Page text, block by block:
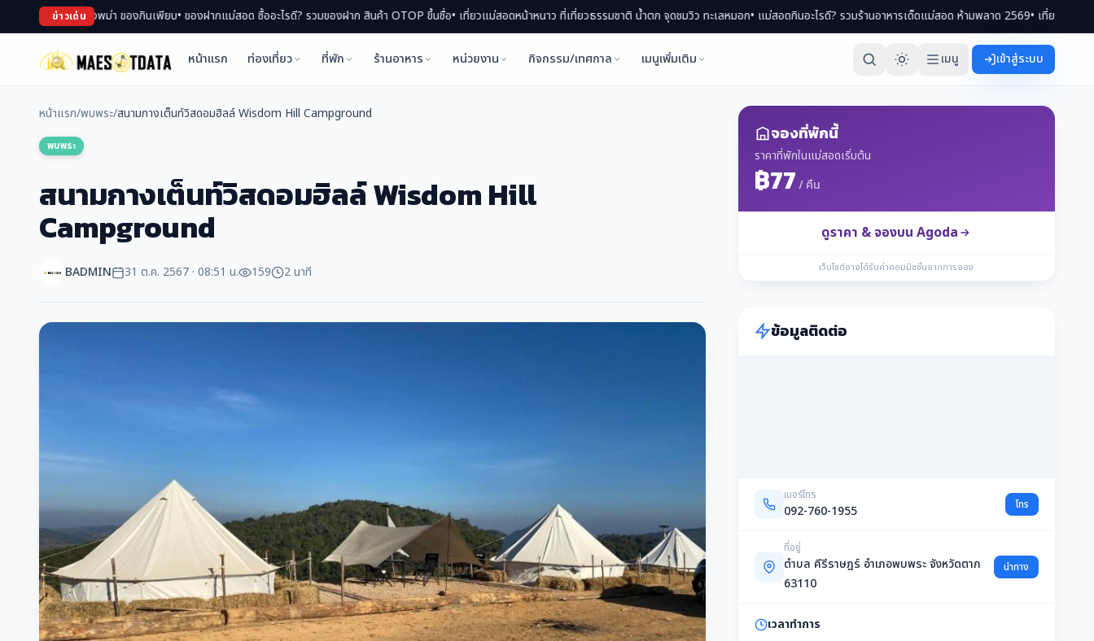
ข่าวเด่น
ของกินเพียบ• ของฝากแม่สอด ซื้ออะไรดี? รวมของฝาก สินค้า OTOP ขึ้นชื่อ• เที่ยวแม่สอดหน้าหนาว ที่เที่ยวธรรมชาติ น้ำตก จุดชมวิว ทะเลหมอก • แม่สอดกินอะไรดี? รวมร้านอาหารเด็ดแม่สอด ห้ามพลาด 2569• เที่ยวแม่สอด 2 วัน 1 คืน ทริปครบจบ
หน้าแรก ท่องเที่ยว ที่พัก ร้านอาหาร หน่วยงาน กิจกรรม/เทศกาล เมนูเพิ่มเติม เมนู เข้าสู่ระบบ
หน้าแรก/พบพระ/สนามกางเต็นท์วิสดอมฮิลล์ Wisdom Hill Campground
พบพระ
สนามกางเต็นท์วิสดอมฮิลล์ Wisdom Hill
Campground
BADMIN 31 ต.ค. 2567 · 08:51 น. 159 2 นาที
จองที่พักนี้
ราคาที่พักในแม่สอดเริ่มต้น
฿77/ คืน
ดูราคา & จองบน Agoda
เว็บไซต์อาจได้รับค่าคอมมิชชั่นจากการจอง
ข้อมูลติดต่อ
เบอร์โทร
092-760-1955 โทร
ที่อยู่
ตำบล คีรีราษฎร์ อำเภอพบพระ จังหวัดตาก
63110
นำทาง
เวลาทำการ